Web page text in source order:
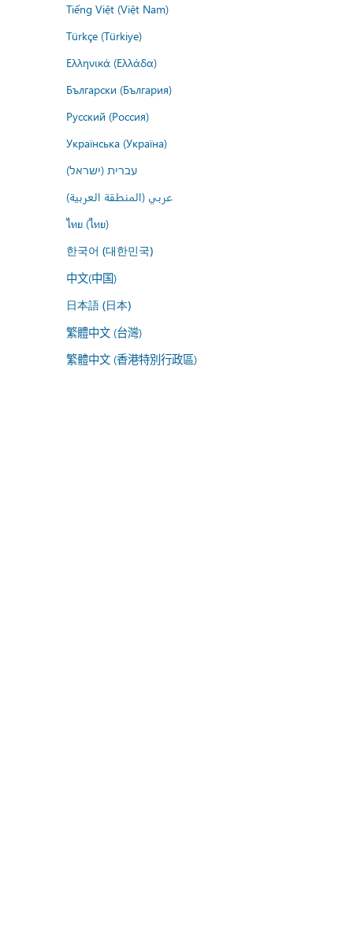
Tiếng Việt (Việt Nam)
Türkçe (Türkiye)
Ελληνικά (Ελλάδα)
Български (България)
Русский (Россия)
Українська (Україна)
עברית (ישראל)
عربي (المنطقة العربية)
ไทย (ไทย)
한국어 (대한민국)
中文(中国)
日本語 (日本)
繁體中文 (台灣)
繁體中文 (香港特別行政區)